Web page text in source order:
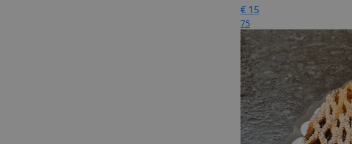
€ 15
75